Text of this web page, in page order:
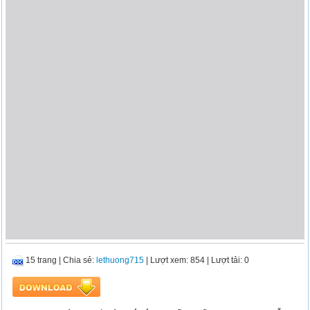
15 trang |Chia sẻ: lethuong715 | Lượt xem: 854 | Lượt tải: 0